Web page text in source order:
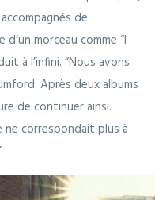
de
morceau comme “I
à l’infini. “Nous avons
Après deux albums
de continuer ainsi.
correspondait plus à